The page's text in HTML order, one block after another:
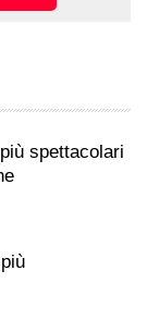
spettacolari